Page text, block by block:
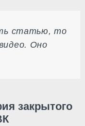
статью, то
Оно
закрытого